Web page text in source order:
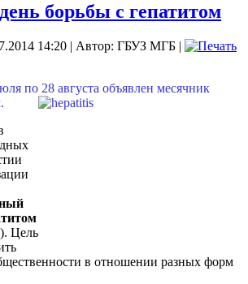
борьбы с гепатитом
14:20 | Автор: ГБУЗ МГБ |
по 28 августа объявлен месячник
Цель
в отношении разных форм